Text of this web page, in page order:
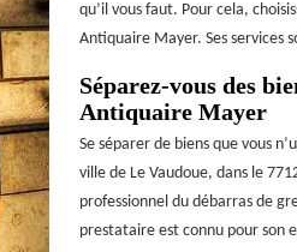
qu’il vous faut. Pour cela,
Antiquaire Mayer. Ses services
Séparez-vous des
Antiquaire Mayer
Se séparer de biens que vous
ville de Le Vaudoue, dans le
professionnel du débarras de
prestataire est connu pour son